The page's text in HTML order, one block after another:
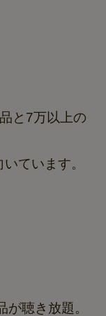
と7万以上の
ています。
聴き放題。